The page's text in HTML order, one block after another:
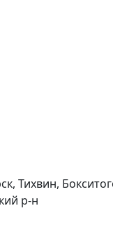
Тихвин,
р-н